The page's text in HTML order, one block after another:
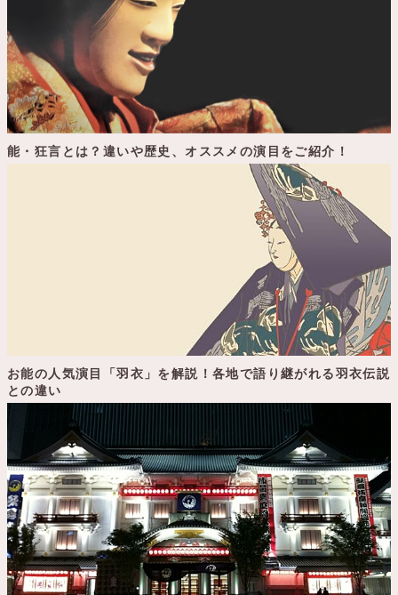
能・狂言とは？違いや歴史、オススメの演目をご紹介！
お能の人気演目「羽衣」を解説！各地で語り継がれる羽衣伝説
との違い